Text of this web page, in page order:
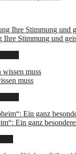
Stimmung und
muss
Ein ganz